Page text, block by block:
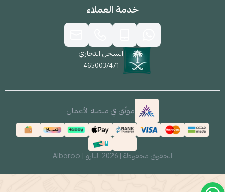
خدمة العملاء
السجل التجاري
4650037471
موثّق في منصة الأعمال
الحقوق محفوظة | 2026 البارو | Albaroo